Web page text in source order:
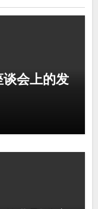
会上的发